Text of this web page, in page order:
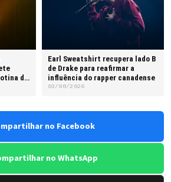
do
Earl Sweatshirt recupera lado B
de Drake para reafirmar a
influência do rapper canadense
03/08/2026
no Facebook
no WhatsApp